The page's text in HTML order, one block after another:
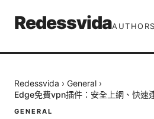
RedessvidaAUTHORS
Redessvida › General ›
Edge免費vpn插件：安全上網、快速
GENERAL